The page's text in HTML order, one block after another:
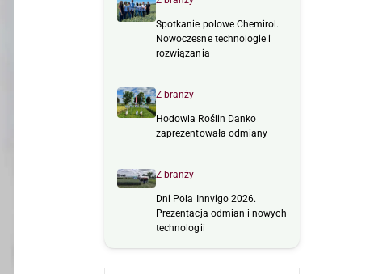
Spotkanie polowe Chemirol.
Nowoczesne technologie i
rozwiązania
Z branży
Hodowla Roślin Danko
zaprezentowała odmiany
Z branży
Dni Pola Innvigo 2026.
Prezentacja odmian i nowych
technologii